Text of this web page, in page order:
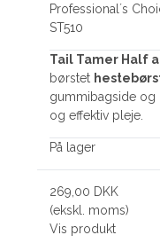
Professional´s
ST510
Tail Tamer Half
børstet
gummibagside og
og effektiv pleje.
På lager
269,00 DKK
(ekskl. moms)
Vis produkt